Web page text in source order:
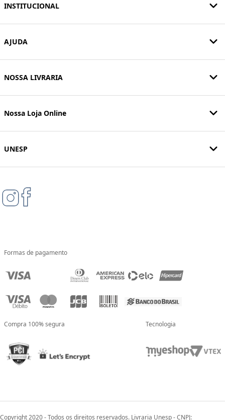
INSTITUCIONAL
AJUDA
NOSSA LIVRARIA
Nossa Loja Online
UNESP
Formas de pagamento
Compra 100% segura Tecnologia
Copyright 2020 - Todos os direitos reservados. Livraria Unesp - CNPJ: